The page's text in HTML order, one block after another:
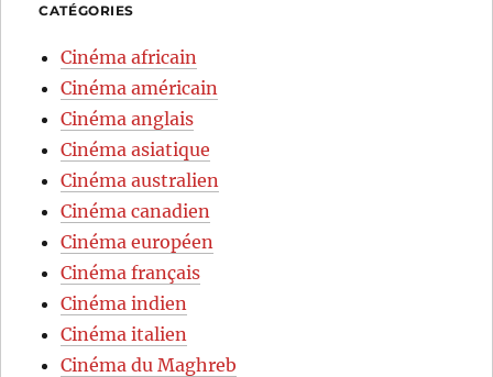
CATÉGORIES
Cinéma africain
Cinéma américain
Cinéma anglais
Cinéma asiatique
Cinéma australien
Cinéma canadien
Cinéma européen
Cinéma français
Cinéma indien
Cinéma italien
Cinéma du Maghreb